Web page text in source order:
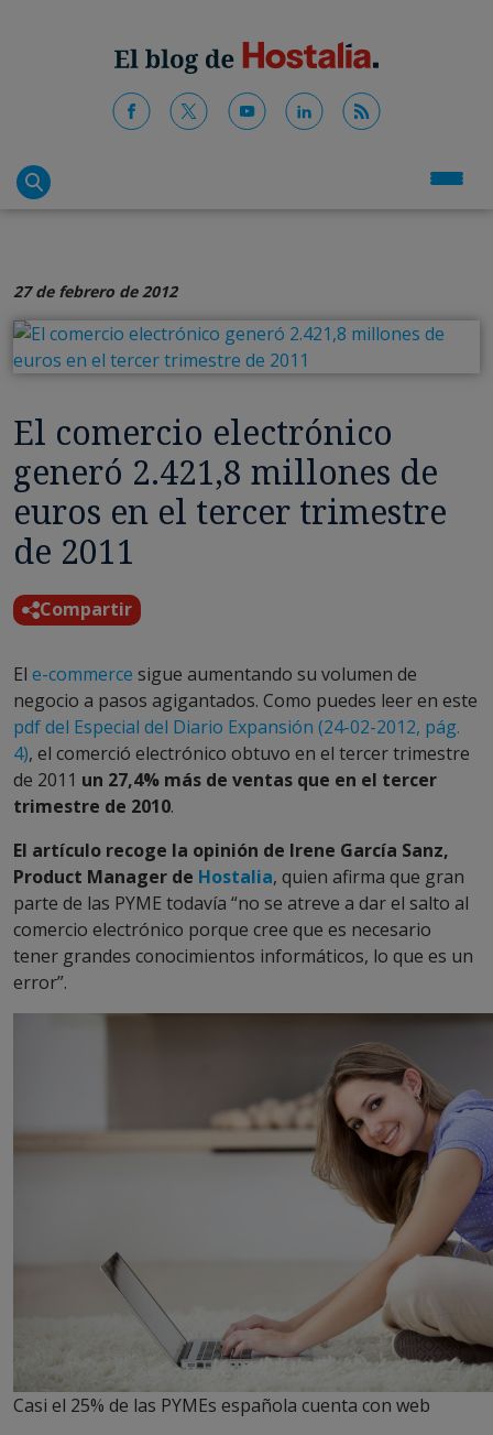
27 de febrero de 2012
El comercio electrónico
generó 2.421,8 millones de
euros en el tercer trimestre
de 2011
Compartir
El e-commerce sigue aumentando su volumen de
negocio a pasos agigantados. Como puedes leer en este
pdf del Especial del Diario Expansión (24-02-2012, pág.
4), el comerció electrónico obtuvo en el tercer trimestre
de 2011 un 27,4% más de ventas que en el tercer
trimestre de 2010.
El artículo recoge la opinión de Irene García Sanz,
Product Manager de Hostalia, quien afirma que gran
parte de las PYME todavía “no se atreve a dar el salto al
comercio electrónico porque cree que es necesario
tener grandes conocimientos informáticos, lo que es un
error”.
Casi el 25% de las PYMEs española cuenta con web